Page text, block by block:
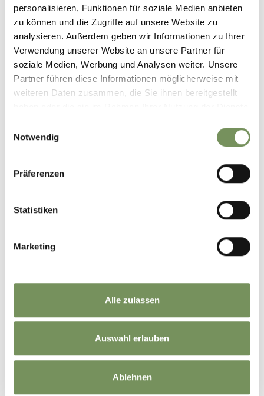
personalisieren, Funktionen für soziale Medien anbieten
zu können und die Zugriffe auf unsere Website zu
analysieren. Außerdem geben wir Informationen zu Ihrer
Verwendung unserer Website an unsere Partner für
soziale Medien, Werbung und Analysen weiter. Unsere
Partner führen diese Informationen möglicherweise mit
weiteren Daten zusammen, die Sie ihnen bereitgestellt
Notwendig
Präferenzen
Statistiken
Marketing
Alle zulassen
Auswahl erlauben
Ablehnen